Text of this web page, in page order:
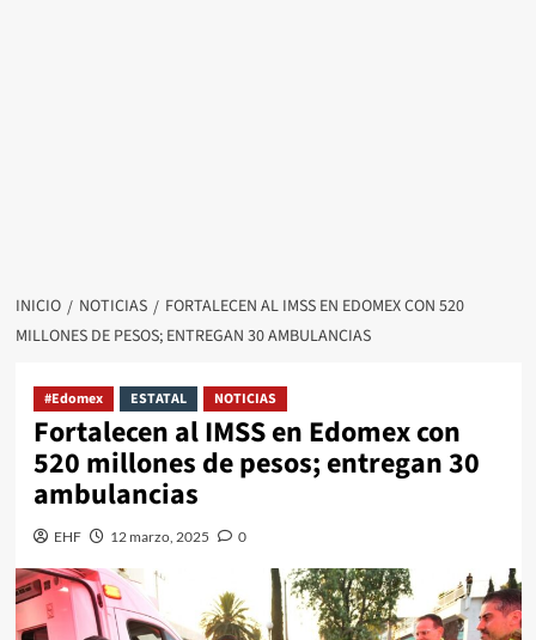
INICIO NOTICIAS
FORTALECEN AL IMSS EN EDOMEX CON 520
MILLONES DE PESOS; ENTREGAN 30 AMBULANCIAS
#Edomex ESTATAL NOTICIAS
Fortalecen al IMSS en Edomex con
520 millones de pesos; entregan 30
ambulancias
EHF 12 marzo, 2025 0